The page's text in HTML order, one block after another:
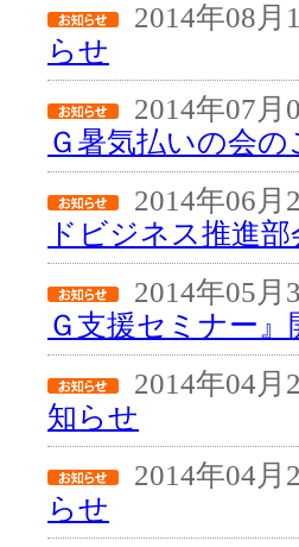
2014年08月
らせ
2014年07月
Ｇ暑気払いの会の
2014年06月
ドビジネス推進
2014年05月
Ｇ支援セミナー
2014年04月
知らせ
2014年04月
らせ